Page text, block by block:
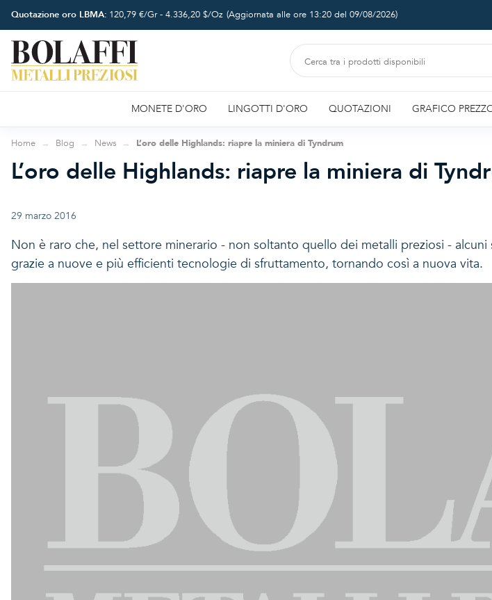
Quotazione oro LBMA: 120,79 €/Gr - 4.336,20 $/Oz (Aggiornata alle ore 13:20 del 09/08/2026)
MONETE D'ORO LINGOTTI D'ORO QUOTAZIONI GRAFICO
Home Blog News L’oro delle Highlands: riapre la miniera di Tyndrum
L’oro delle Highlands: riapre la miniera di
29 marzo 2016
Non è raro che, nel settore minerario - non soltanto quello dei metalli preziosi -
grazie a nuove e più efficienti tecnologie di sfruttamento, tornando così a nuova vita.